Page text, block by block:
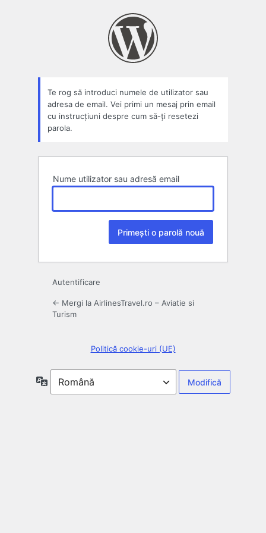
Te rog să introduci numele de utilizator sau
adresa de email. Vei primi un mesaj prin email
cu instrucțiuni despre cum să-ți resetezi
parola.
Nume utilizator sau adresă email
Autentificare
← Mergi la AirlinesTravel.ro – Aviatie si
Turism
Politică cookie-uri (UE)
Limbă